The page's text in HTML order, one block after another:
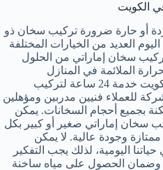
أو حارة ضرورة تركيب سخان ذو
العديد من الخيارات المختلفة
تركيب سخان إماراتي من الحلول
الملائمة في المنازل
والمكاتب. تقدم شركة إماراتي بالكويت خدمة 24 ساعة لتركيب
للعملاء فنيين مدربين ومؤهلين
بجميع أحجام السخانات. يمكن
سخان إماراتي صغير أو كبير بكل
وجودة عالية. لا يمكن
اليومية، لذلك يجب التفكير
وضمان الحصول على مياه ساخنة